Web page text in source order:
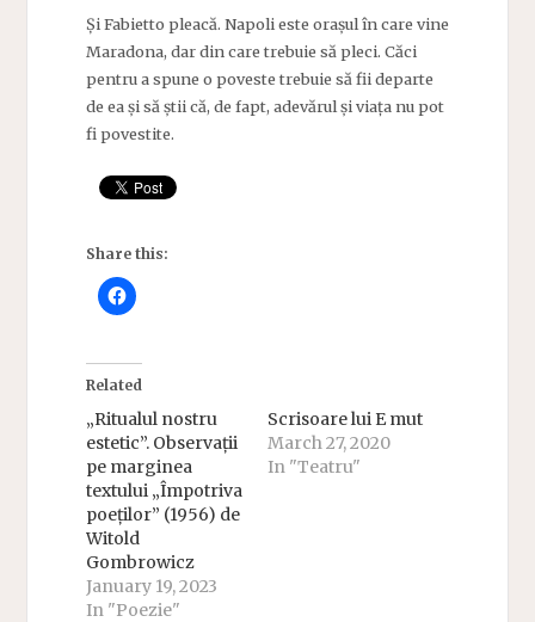
Și Fabietto pleacă. Napoli este orașul în care vine
Maradona, dar din care trebuie să pleci. Căci
pentru a spune o poveste trebuie să fii departe
de ea și să știi că, de fapt, adevărul și viața nu pot
fi povestite.
Share this:
Related
„Ritualul nostru
estetic”. Observații
pe marginea
textului „Împotriva
poeților” (1956) de
Witold
Gombrowicz
January 19, 2023
In "Poezie"
Scrisoare lui E mut
March 27, 2020
In "Teatru"